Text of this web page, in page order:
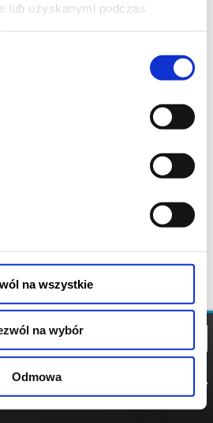
lub uzyskanymi podczas
na wszystkie
na wybór
Odmowa
POLITYKA
POLITYKA